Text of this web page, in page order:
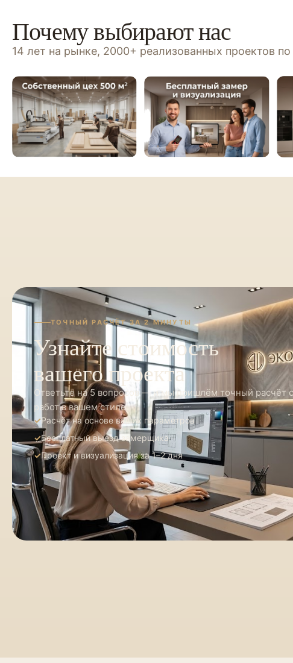
Почему выбирают нас
14 лет на рынке, 2000+ реализованных проектов
ТОЧНЫЙ РАСЧЁТ ЗА 2 МИНУТЫ
Узнайте стоимость
вашего проекта
Ответьте на 5 вопросов — и мы пришлём точный расчёт
работ в вашем стиле
Расчёт на основе ваших параметров
Бесплатный выезд замерщика
Проект и визуализация за 1–2 дня